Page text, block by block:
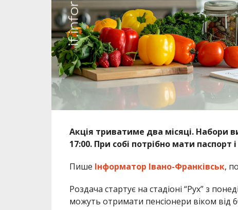
Акція триватиме два місяці. Набори
17:00. При собі потрібно мати паспорт
Пише Інформатор Івано-Франківськ,
Роздача стартує на стадіоні “Рух” з
можуть отримати пенсіонери віком від